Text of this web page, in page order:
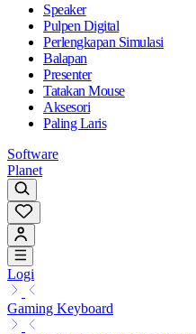
Speaker
Pulpen Digital
Perlengkapan Simulasi
Balapan
Presenter
Tatakan Mouse
Aksesori
Paling Laris
Software
Planet
Logi
Gaming Keyboard